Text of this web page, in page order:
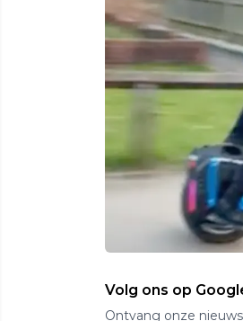
Volg ons op
Ontvang onze